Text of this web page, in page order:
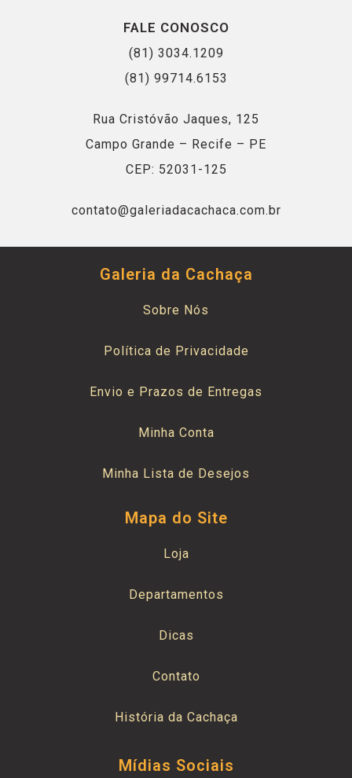
FALE CONOSCO
(81) 3034.1209
(81) 99714.6153
Rua Cristóvão Jaques, 125
Campo Grande – Recife – PE
CEP: 52031-125
contato@galeriadacachaca.com.br
Galeria da Cachaça
Sobre Nós
Política de Privacidade
Envio e Prazos de Entregas
Minha Conta
Minha Lista de Desejos
Mapa do Site
Loja
Departamentos
Dicas
Contato
História da Cachaça
Mídias Sociais